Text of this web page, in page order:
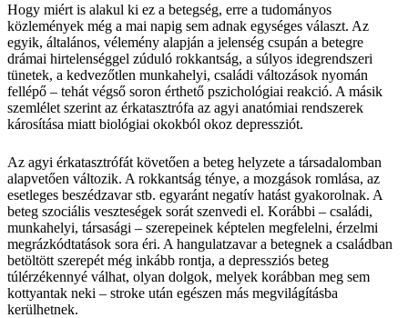
Hogy miért is alakul ki ez a betegség, erre a tudományos
közlemények még a mai napig sem adnak egységes választ. Az
egyik, általános, vélemény alapján a jelenség csupán a betegre
drámai hirtelenséggel zúduló rokkantság, a súlyos idegrendszeri
tünetek, a kedvezőtlen munkahelyi, családi változások nyomán
fellépő – tehát végső soron érthető pszichológiai reakció. A másik
szemlélet szerint az érkatasztrófa az agyi anatómiai rendszerek
károsítása miatt biológiai okokból okoz depressziót.
Az agyi érkatasztrófát követően a beteg helyzete a társadalomban
alapvetően változik. A rokkantság ténye, a mozgások romlása, az
esetleges beszédzavar stb. egyaránt negatív hatást gyakorolnak. A
beteg szociális veszteségek sorát szenvedi el. Korábbi – családi,
munkahelyi, társasági – szerepeinek képtelen megfelelni, érzelmi
megrázkódtatások sora éri. A hangulatzavar a betegnek a családban
betöltött szerepét még inkább rontja, a depressziós beteg
túlérzékennyé válhat, olyan dolgok, melyek korábban meg sem
kottyantak neki – stroke után egészen más megvilágításba
kerülhetnek.